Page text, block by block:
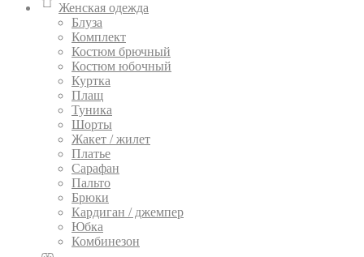
Женская одежда
Блуза
Комплект
Костюм брючный
Костюм юбочный
Куртка
Плащ
Туника
Шорты
Жакет / жилет
Платье
Сарафан
Пальто
Брюки
Кардиган / джемпер
Юбка
Комбинезон